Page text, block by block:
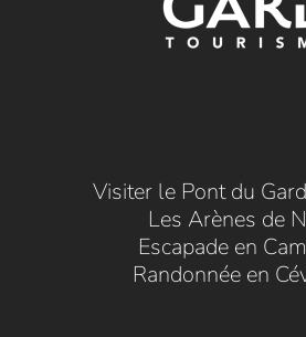
Visiter le Pont du
Les Arènes de
Escapade en
Randonnée en